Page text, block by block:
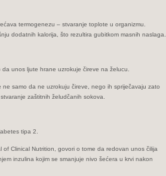
termogenezu – stvaranje toplote u organizmu.
dodatnih kalorija, što rezultira gubitkom masnih naslaga.
unos ljute hrane uzrokuje čireve na želucu.
samo da ne uzrokuju čireve, nego ih spriječavaju zato
zaštitnih želudčanih sokova.
tipa 2.
of Clinical Nutrition, govori o tome da redovan unos čilija
inzulina kojim se smanjuje nivo šećera u krvi nakon